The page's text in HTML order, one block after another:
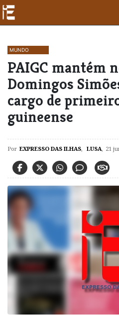
MUNDO
​PAIGC mantém
Domingos
cargo de
guineense
Por EXPRESSO DAS ILHAS, LUSA, 21